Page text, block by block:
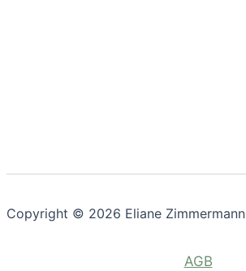
Copyright © 2026 Eliane Zimmermann
AGB